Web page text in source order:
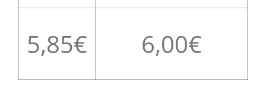
5,85 6,00